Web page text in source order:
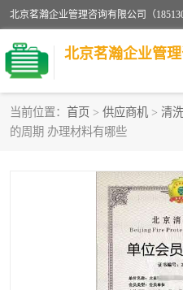
北京茗瀚企业管
当前位置： 首页 > 供应商机 > 清
的周期 办理材料有哪些
烟道清洗资质
防爆电气维修安装资质
矿用设备检修资质